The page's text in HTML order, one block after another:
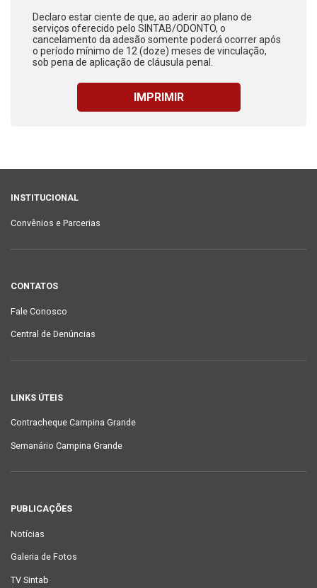
Declaro estar ciente de que, ao aderir ao plano de
serviços oferecido pelo SINTAB/ODONTO, o
cancelamento da adesão somente poderá ocorrer após
o período mínimo de 12 (doze) meses de vinculação,
sob pena de aplicação de cláusula penal.
INSTITUCIONAL
Convênios e Parcerias
CONTATOS
Fale Conosco
Central de Denúncias
LINKS ÚTEIS
Contracheque Campina Grande
Semanário Campina Grande
PUBLICAÇÕES
Notícias
Galeria de Fotos
TV Sintab